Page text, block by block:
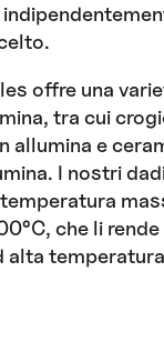
offre una
tra cui
allumina e
I nostri
che li
alta